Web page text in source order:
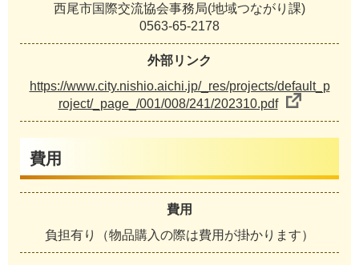
西尾市国際交流協会事務局(地域つながり課)
0563-65-2178
外部リンク
https://www.city.nishio.aichi.jp/_res/projects/default_p
roject/_page_/001/008/241/202310.pdf
費用
費用
負担有り（物品購入の際は費用が掛かります）